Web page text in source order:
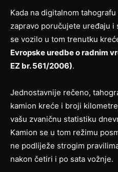
Kada na digitalnom
zapravo poručujete uređaju
se vozilo u tom trenutku
Evropske uredbe o radnim
EZ br. 561/2006).
Jednostavnije rečeno,
kamion kreće i broji
vašu zvaničnu statistiku
Kamion se u tom režimu
ne podliježe strogim
nakon četiri i po sata vožnje.